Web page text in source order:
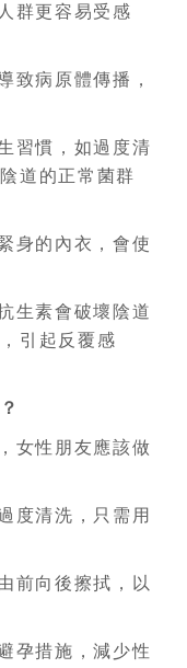
群更容易受感
致病原體傳播，
習慣，如過度清
道的正常菌群
身的內衣，會使
生素會破壞陰道
引起反覆感
女性朋友應該做
度清洗，只需用
前向後擦拭，以
孕措施，減少性